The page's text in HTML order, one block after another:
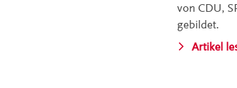
von CDU,
gebildet.
Artikel